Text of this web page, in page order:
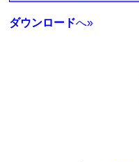
ダウンロードへ»